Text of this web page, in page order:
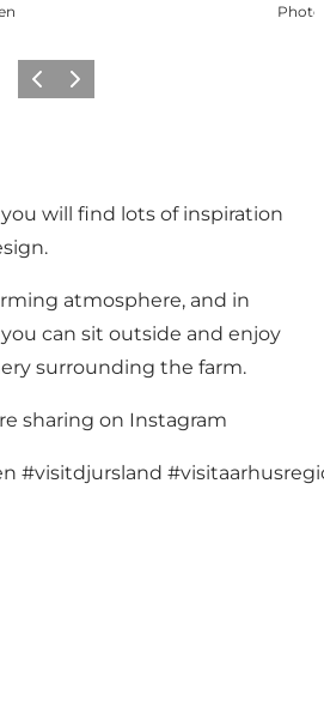
Photo
PrécédentSuivant
will find lots of inspiration
atmosphere, and in
can sit outside and enjoy
surrounding the farm.
sharing on Instagram
#visitdjursland